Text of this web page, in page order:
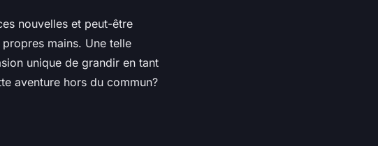
nouvelles et peut-être
mains. Une telle
unique de grandir en tant
aventure hors du commun?